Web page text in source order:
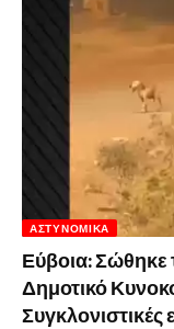
ΑΣΤΥΝΟΜΙΚΆ
Εύβοια: Σώθηκε
Δημοτικό
Συγκλονιστικές